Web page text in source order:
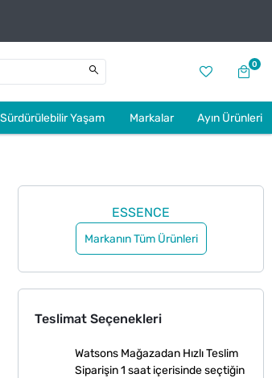
0
Sürdürülebilir Yaşam Markalar Ayın Ürünleri
ESSENCE
Markanın Tüm Ürünleri
Teslimat Seçenekleri
Watsons Mağazadan Hızlı Teslim
Siparişin 1 saat içerisinde seçtiğin